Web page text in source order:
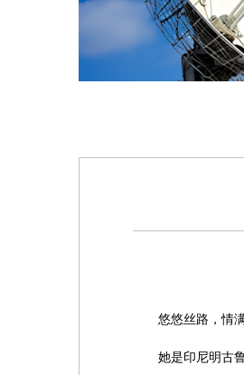
悠悠丝路，情
她是印尼明古